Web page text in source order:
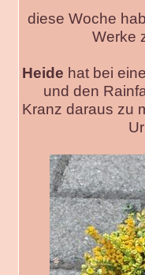
diese Woche
Werke
Heide hat bei
und den
Kranz daraus zu